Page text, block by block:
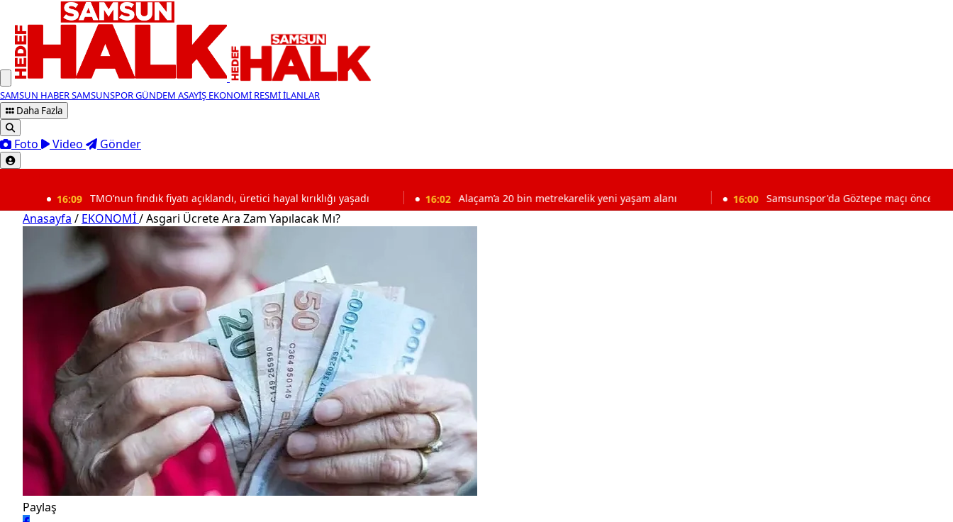
SAMSUN HABERSAMSUNSPORGÜNDEM ASAYİŞ EKONOMİ RESMİ İLANLAR
Daha Fazla
Foto Video Gönder
TMO’nun fındık fiyatı açıklandı, üretici hayal kırıklığı yaşadı Alaçam’a 20 bin metrekarelik yeni yaşam alanı Samsunspor'da Göztepe maçı öncesi Fink kötü
Anasayfa / EKONOMİ/Asgari Ücrete Ara Zam Yapılacak Mı?
Paylaş